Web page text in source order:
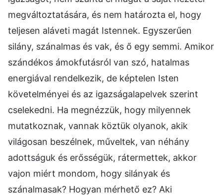
megváltoztatására, és nem határozta el, hogy
teljesen aláveti magát Istennek. Egyszerűen
silány, szánalmas és vak, és ő egy semmi. Amikor
szándékos ámokfutásról van szó, hatalmas
energiával rendelkezik, de képtelen Isten
követelményei és az igazságalapelvek szerint
cselekedni. Ha megnézzük, hogy milyennek
mutatkoznak, vannak köztük olyanok, akik
világosan beszélnek, műveltek, van néhány
adottságuk és erősségük, rátermettek, akkor
vajon miért mondom, hogy silányak és
szánalmasak? Hogyan mérhető ez? Aki